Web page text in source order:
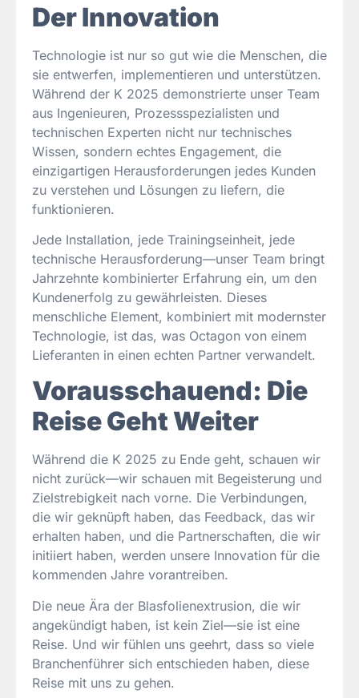
Der Innovation
Technologie ist nur so gut wie die Menschen, die
sie entwerfen, implementieren und unterstützen.
Während der K 2025 demonstrierte unser Team
aus Ingenieuren, Prozessspezialisten und
technischen Experten nicht nur technisches
Wissen, sondern echtes Engagement, die
einzigartigen Herausforderungen jedes Kunden
zu verstehen und Lösungen zu liefern, die
funktionieren.
Jede Installation, jede Trainingseinheit, jede
technische Herausforderung—unser Team bringt
Jahrzehnte kombinierter Erfahrung ein, um den
Kundenerfolg zu gewährleisten. Dieses
menschliche Element, kombiniert mit modernster
Technologie, ist das, was Octagon von einem
Lieferanten in einen echten Partner verwandelt.
Vorausschauend: Die
Reise Geht Weiter
Während die K 2025 zu Ende geht, schauen wir
nicht zurück—wir schauen mit Begeisterung und
Zielstrebigkeit nach vorne. Die Verbindungen,
die wir geknüpft haben, das Feedback, das wir
erhalten haben, und die Partnerschaften, die wir
initiiert haben, werden unsere Innovation für die
kommenden Jahre vorantreiben.
Die neue Ära der Blasfolienextrusion, die wir
angekündigt haben, ist kein Ziel—sie ist eine
Reise. Und wir fühlen uns geehrt, dass so viele
Branchenführer sich entschieden haben, diese
Reise mit uns zu gehen.